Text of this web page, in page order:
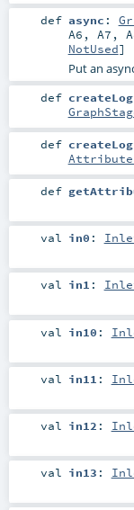
def async :
A6 , A7 ,
NotUsed]
Put an
def
def
def
val in0 :
val in1 :
val in10 :
val in11 :
val in12 :
val in13 :